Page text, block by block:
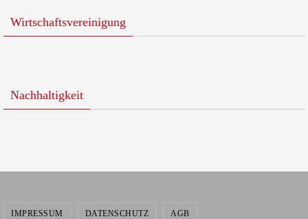
Wirtschaftsvereinigung
Nachhaltigkeit
IMPRESSUM DATENSCHUTZ AGB